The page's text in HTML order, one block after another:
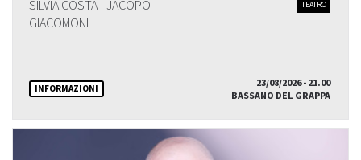
SILVIA COSTA - JACOPO
GIACOMONI
TEATRO
INFORMAZIONI
23/08/2026 - 21.00
BASSANO DEL GRAPPA